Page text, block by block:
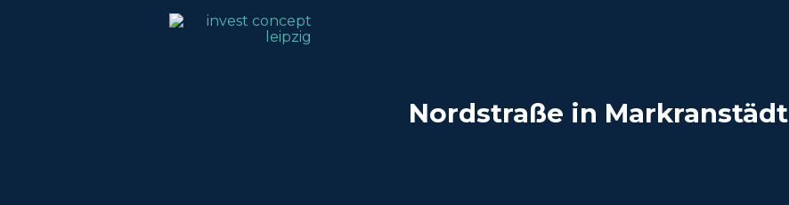
Nordstraße in Markranstädt